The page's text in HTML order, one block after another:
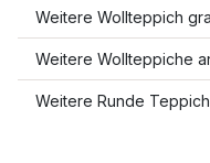
Weitere Wollteppich
Weitere Wollteppiche
Weitere Runde